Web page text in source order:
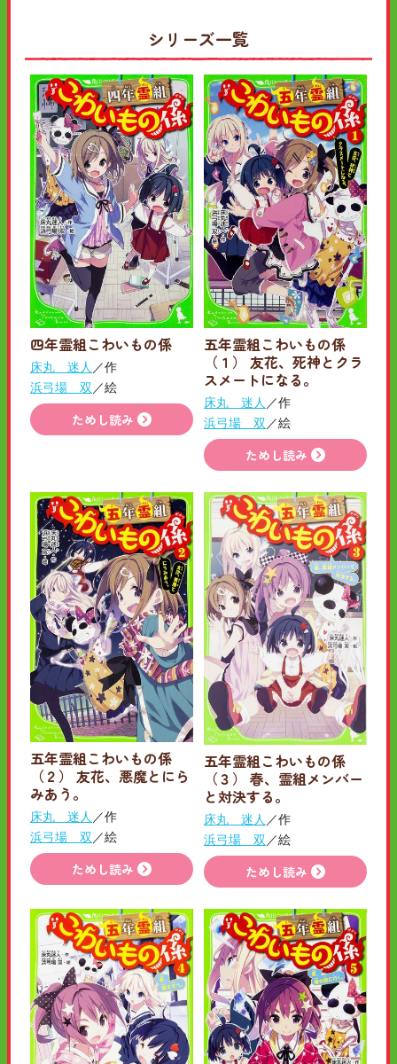
シリーズ一覧
四年霊組こわいもの係
床丸 迷人 ／作
浜弓場 双 ／絵
ためし読み
五年霊組こわいもの係
（１） 友花、死神とクラ
スメートになる。
床丸 迷人 ／作
浜弓場 双 ／絵
ためし読み
五年霊組こわいもの係
（２） 友花、悪魔とにら
みあう。
床丸 迷人 ／作
浜弓場 双 ／絵
ためし読み
五年霊組こわいもの係
（３） 春、霊組メンバー
と対決する。
床丸 迷人 ／作
浜弓場 双 ／絵
ためし読み